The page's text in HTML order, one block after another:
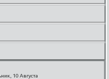
10 Августа